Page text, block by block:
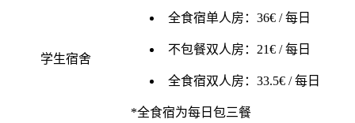
学生宿舍
全食宿单人房：36€ / 每日
不包餐双人房：21€ / 每日
全食宿双人房：33.5€ / 每日
*全食宿为每日包三餐